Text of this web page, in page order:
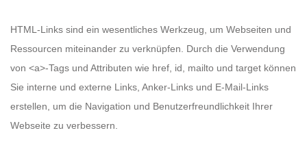
HTML-Links sind ein wesentliches Werkzeug, um Webseiten und
Ressourcen miteinander zu verknüpfen. Durch die Verwendung
von <a>-Tags und Attributen wie href, id, mailto und target können
Sie interne und externe Links, Anker-Links und E-Mail-Links
erstellen, um die Navigation und Benutzerfreundlichkeit Ihrer
Webseite zu verbessern.